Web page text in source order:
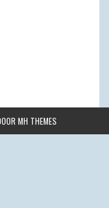
MH THEMES